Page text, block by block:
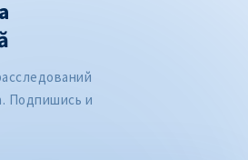
Подпишись и